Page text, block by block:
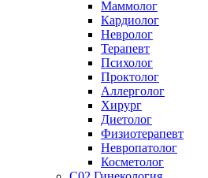
Маммолог
Кардиолог
Невролог
Терапевт
Психолог
Проктолог
Аллерголог
Хирург
Диетолог
Физиотерапевт
Невропатолог
Косметолог